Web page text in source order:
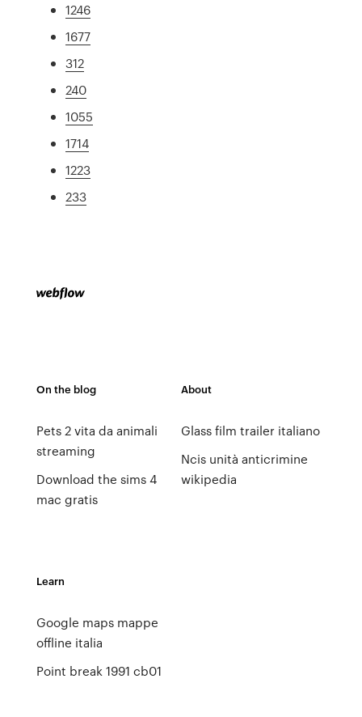
1246
1677
312
240
1055
1714
1223
233
On the blog
Pets 2 vita da animali
streaming
Download the sims 4
mac gratis
About
Glass film trailer italiano
Ncis unità anticrimine
wikipedia
Learn
Google maps mappe
offline italia
Point break 1991 cb01